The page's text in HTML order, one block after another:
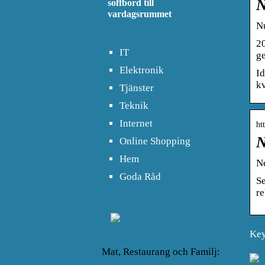
soffbord till
vardagsrummet
IT
Elektronik
Tjänster
Teknik
Internet
Online Shopping
Hem
Goda Råd
Mat, Restaurang och Familj: